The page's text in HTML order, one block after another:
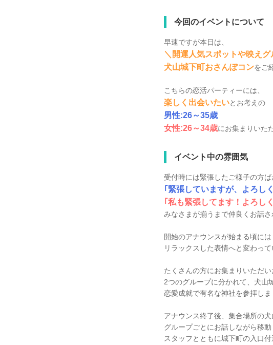
今回のイベントについて
早速ですが本日は、
＼開運人気スポットや映えグ
犬山城下町おさんぽコンをご
こちらの恋活パーティーには、
楽しく出会いたいとお考えの
男性:26～35歳
女性:26～34歳にお集まりいた
イベント中の雰囲気
受付時には緊張したご様子の方ば
｢緊張していますが、よろし
｢私も緊張してます！よろし
みなさまが揃うまで仲良くお話さ
開始のアナウンスが始まる頃には
リラックスした表情へと変わっ
たくさんの方にお集まりいただい
2つのグループに分かれて、犬山
恋愛成就で有名な神社を参拝しま
アナウンス終了後、集合場所の犬
グループごとにお話しながら移動
スタッフとともに城下町の入口付